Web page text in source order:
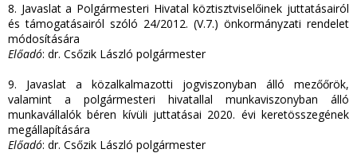
8. Javaslat a Polgármesteri Hivatal köztisztviselőinek juttatásairól
és támogatásairól szóló 24/2012. (V.7.) önkormányzati rendelet
módosítására
Előadó: dr. Csőzik László polgármester
9. Javaslat a közalkalmazotti jogviszonyban álló mezőőrök,
valamint a polgármesteri hivatallal munkaviszonyban álló
munkavállalók béren kívüli juttatásai 2020. évi keretösszegének
megállapítására
Előadó: dr. Csőzik László polgármester